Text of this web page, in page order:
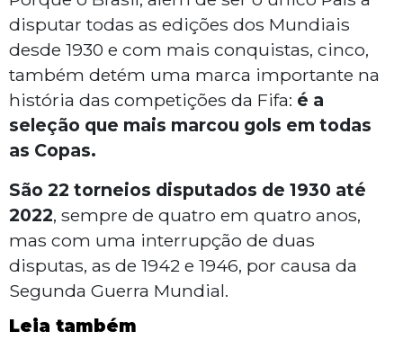
disputar todas as edições dos Mundiais
desde 1930 e com mais conquistas, cinco,
também detém uma marca importante na
história das competições da Fifa: é a
seleção que mais marcou gols em todas
as Copas.
São 22 torneios disputados de 1930 até
2022, sempre de quatro em quatro anos,
mas com uma interrupção de duas
disputas, as de 1942 e 1946, por causa da
Segunda Guerra Mundial.
Leia também